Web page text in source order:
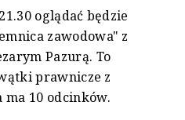
oglądać będzie
zawodowa" z
Pazurą. To
prawnicze z
10 odcinków.